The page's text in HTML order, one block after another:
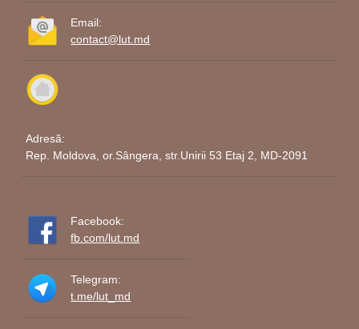
Email:
contact@lut.md
Adresă:
Rep. Moldova, or.Sângera, str.Unirii 53 Etaj 2, MD-2091
Facebook:
fb.com/lut.md
Telegram:
t.me/lut_md